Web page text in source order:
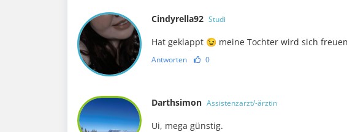
Cindyrella92 Studi
Hat geklappt 😉 meine Tochter wird sich
Antworten 0
Darthsimon Assistenzarzt/-ärztin
Ui, mega günstig.